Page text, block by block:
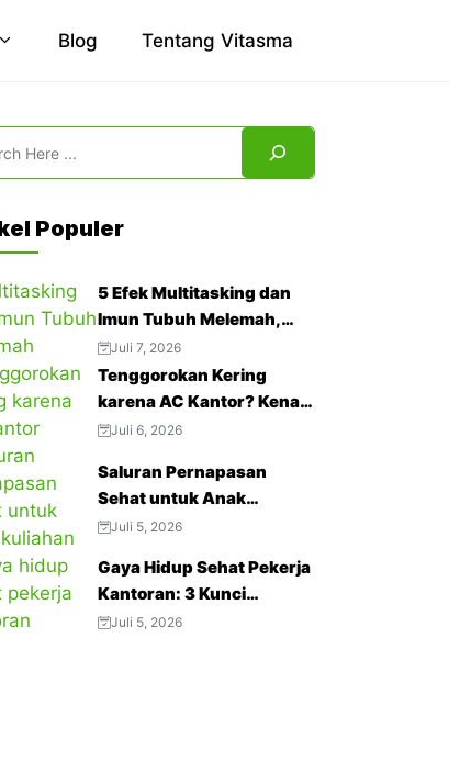
Blog Tentang Vitasma
Populer
5 Efek Multitasking dan
Imun Tubuh Melemah,
Jangan Abaikan!
Juli 7, 2026
Tenggorokan Kering
karena AC Kantor? Kenali
4 Cara Mengatasinya
Juli 6, 2026
Saluran Pernapasan
Sehat untuk Anak
Kuliahan: 3 Tips Menjaga
Tengah Aktivitas Padat
Juli 5, 2026
Gaya Hidup Sehat Pekerja
Kantoran: 3 Kunci
Menjaga Produktivitas
Juli 5, 2026